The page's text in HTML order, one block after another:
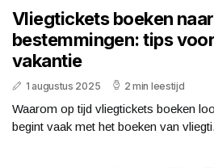
Vliegtickets boeken
bestemmingen: tips
vakantie
1 augustus 2025 2 min leestijd
Waarom op tijd vliegtickets boeken
begint vaak met het boeken van